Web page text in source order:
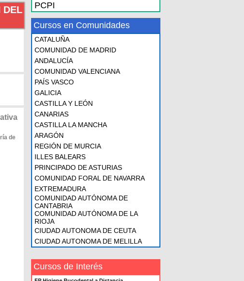
DEL
de
PCPI
Cursos en Comunidades
CATALUÑA
COMUNIDAD DE MADRID
ANDALUCÍA
COMUNIDAD VALENCIANA
PAÍS VASCO
GALICIA
CASTILLA Y LEÓN
CANARIAS
CASTILLA LA MANCHA
ARAGÓN
REGIÓN DE MURCIA
ILLES BALEARS
PRINCIPADO DE ASTURIAS
COMUNIDAD FORAL DE NAVARRA
EXTREMADURA
COMUNIDAD AUTÓNOMA DE
CANTABRIA
COMUNIDAD AUTÓNOMA DE LA
RIOJA
CIUDAD AUTONOMA DE CEUTA
CIUDAD AUTONOMA DE MELILLA
Cursos de Interés